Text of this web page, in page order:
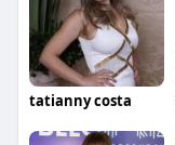
tatianny costa